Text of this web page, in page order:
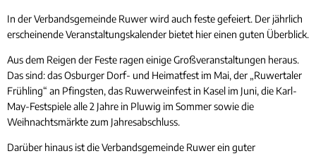
In der Verbandsgemeinde Ruwer wird auch feste gefeiert. Der jährlich
erscheinende Veranstaltungskalender bietet hier einen guten Überblick.
Aus dem Reigen der Feste ragen einige Großveranstaltungen heraus.
Das sind: das Osburger Dorf- und Heimatfest im Mai, der „Ruwertaler
Frühling“ an Pfingsten, das Ruwerweinfest in Kasel im Juni, die Karl-
May-Festspiele alle 2 Jahre in Pluwig im Sommer sowie die
Weihnachtsmärkte zum Jahresabschluss.
Darüber hinaus ist die Verbandsgemeinde Ruwer ein guter